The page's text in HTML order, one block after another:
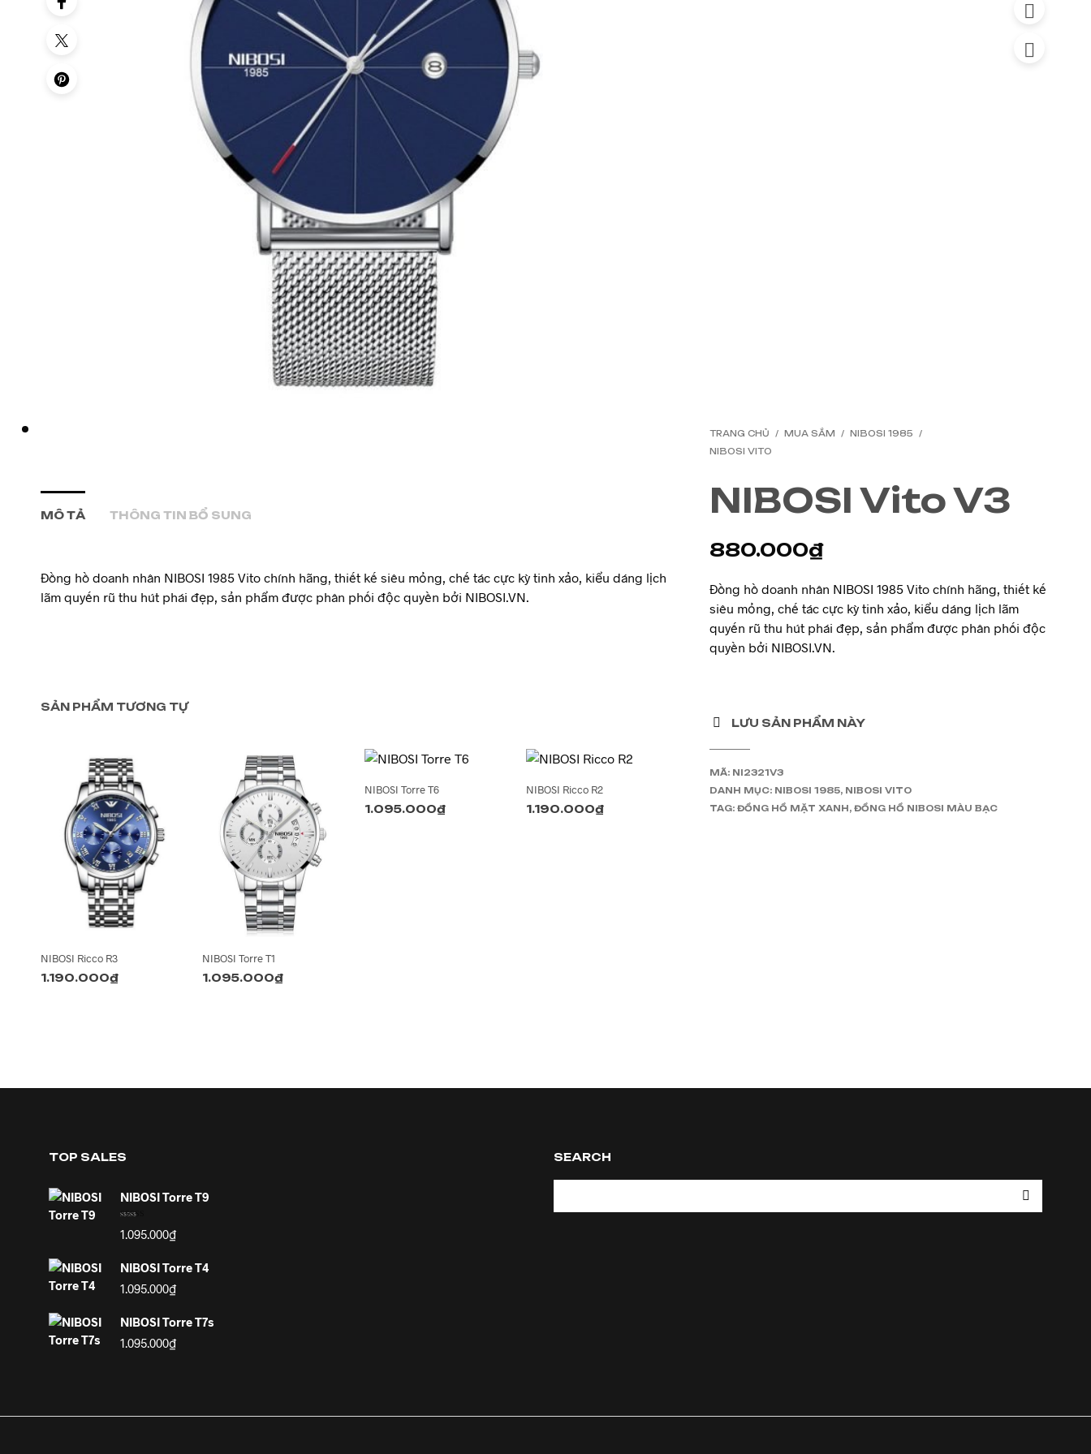
TRANG CHỦ / MUA SẮM / NIBOSI 1985
/
NIBOSI VITO
NIBOSI Vito V3
880.000₫
Đồng hồ doanh nhân NIBOSI 1985 Vito chính hãng, thiết kế
siêu mỏng, chế tác cực kỳ tinh xảo, kiểu dáng lịch lãm
quyến rũ thu hút phái đẹp, sản phẩm được phân phối độc
quyền bởi NIBOSI.VN.
LƯU SẢN PHẨM NÀY
MÃ: NI2321V3
DANH MỤC: NIBOSI 1985, NIBOSI VITO
TAG: ĐỒNG HỒ MẶT XANH, ĐỒNG HỒ NIBOSI MÀU BẠC
MÔ TẢ THÔNG TIN BỔ SUNG
Đồng hồ doanh nhân NIBOSI 1985 Vito chính hãng, thiết kế siêu mỏng, chế tác cực kỳ tinh xảo, kiểu dáng lịch
lãm quyến rũ thu hút phái đẹp, sản phẩm được phân phối độc quyền bởi NIBOSI.VN.
SẢN PHẨM TƯƠNG TỰ
NIBOSI Ricco R3
1.190.000₫
NIBOSI Torre T1
1.095.000₫
NIBOSI Torre T6
1.095.000₫
NIBOSI Ricco R2
1.190.000₫
TOP SALES
NIBOSI Torre T9
hạng5.005
1.095.000₫
NIBOSI Torre T4
1.095.000₫
NIBOSI Torre T7s
1.095.000₫
SEARCH